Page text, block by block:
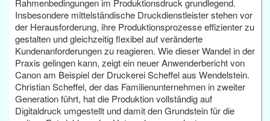
Rahmenbedingungen im Produktionsdruck grundlegend.
Insbesondere mittelständische Druckdienstleister stehen vor
der Herausforderung, ihre Produktionsprozesse effizienter zu
gestalten und gleichzeitig flexibel auf veränderte
Kundenanforderungen zu reagieren. Wie dieser Wandel in der
Praxis gelingen kann, zeigt ein neuer Anwenderbericht von
Canon am Beispiel der Druckerei Scheffel aus Wendelstein.
Christian Scheffel, der das Familienunternehmen in zweiter
Generation führt, hat die Produktion vollständig auf
Digitaldruck umgestellt und damit den Grundstein für die